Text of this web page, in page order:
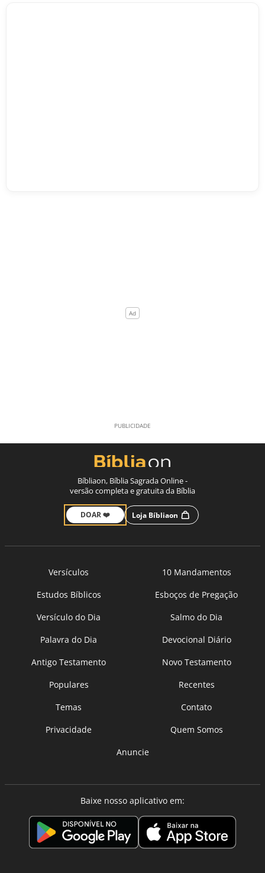
Bíbliaon, Bíblia Sagrada Online -
versão completa e gratuita da Bíblia
DOAR ❤️ Loja Bíbliaon
Versículos
10 Mandamentos
Estudos Bíblicos
Esboços de Pregação
Versículo do Dia
Salmo do Dia
Palavra do Dia
Devocional Diário
Antigo Testamento
Novo Testamento
Populares
Recentes
Temas
Contato
Privacidade
Quem Somos
Anuncie
Baixe nosso aplicativo em: